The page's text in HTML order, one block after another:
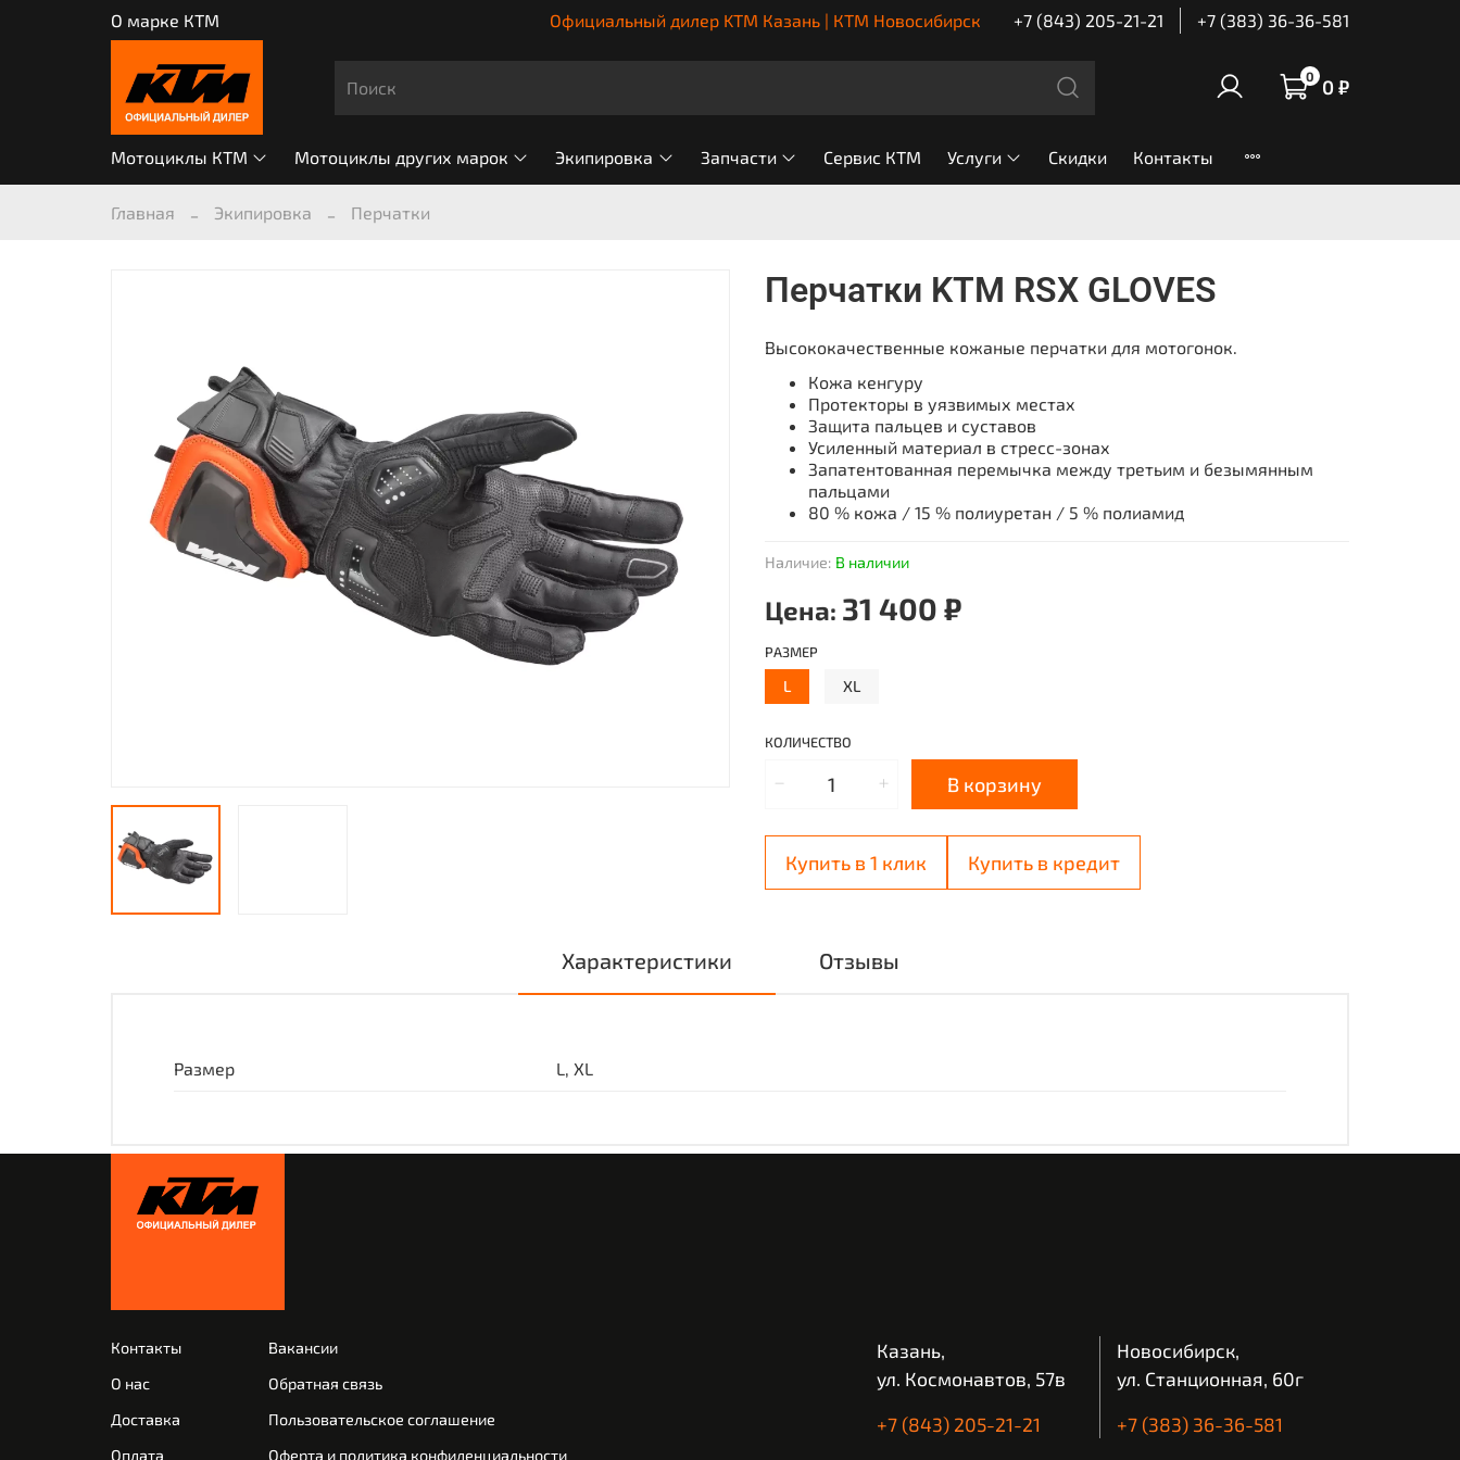
О марке КТМ Официальный дилер KTM Казань | КТМ Новосибирск +7 (843) 205-21-21 +7 (383) 36-36-581
0 0 ₽
Мотоциклы КТМ Мотоциклы других марок Экипировка Запчасти Сервис КТМ Услуги Скидки Контакты
Главная Экипировка Перчатки
Наличие: В наличии
Перчатки KTM RSX GLOVES
Цена: 31 400 ₽
КОЛИЧЕСТВО
В корзину
Купить в 1 клик Купить в кредит
РАЗМЕР
L XL
Высококачественные кожаные перчатки для мотогонок.
Кожа кенгуру
Протекторы в уязвимых местах
Защита пальцев и суставов
Усиленный материал в стресс-зонах
Запатентованная перемычка между третьим и безымянным
пальцами
80 % кожа / 15 % полиуретан / 5 % полиамид
Характеристики Отзывы
Размер L, XL
Контакты
О нас
Доставка
Оплата
Вакансии
Обратная связь
Пользовательское соглашение
Оферта и политика конфиденциальности
Казань,
ул. Космонавтов, 57в
+7 (843) 205-21-21
Новосибирск,
ул. Станционная, 60г
+7 (383) 36-36-581